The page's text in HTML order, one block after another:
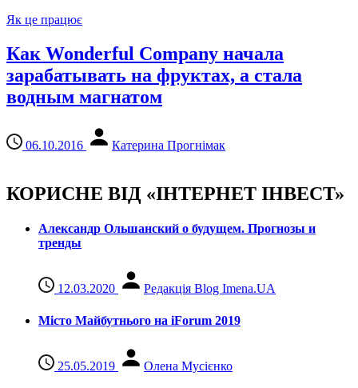
Як це працює
Как Wonderful Company начала
зарабатывать на фруктах, а стала
водным магнатом
06.10.2016 Катерина Прогнімак
КОРИСНЕ ВІД «ІНТЕРНЕТ ІНВЕСТ»
Александр Ольшанский о будущем. Прогнозы и
тренды
12.03.2020 Редакція Blog Imena.UA
Місто Майбутнього на iForum 2019
25.05.2019 Олена Мусієнко